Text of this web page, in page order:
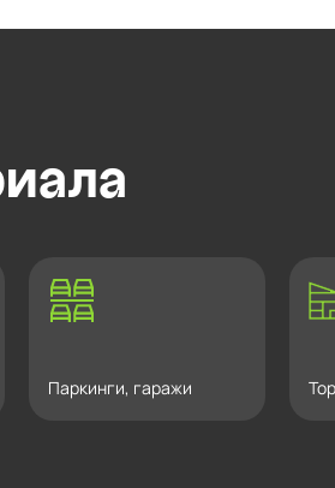
Паркинги, гаражи